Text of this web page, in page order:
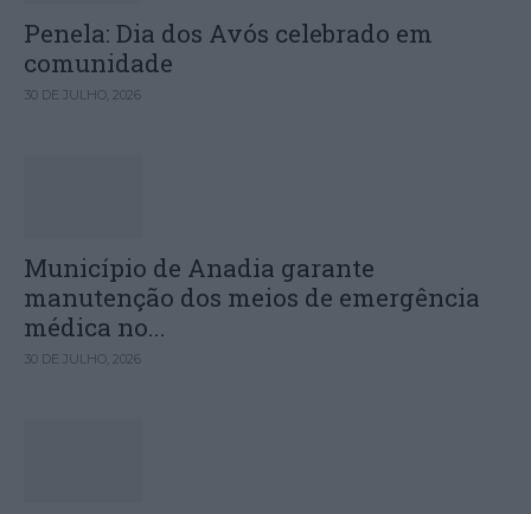
Penela: Dia dos Avós celebrado em
comunidade
30 DE JULHO, 2026
Município de Anadia garante
manutenção dos meios de emergência
médica no...
30 DE JULHO, 2026